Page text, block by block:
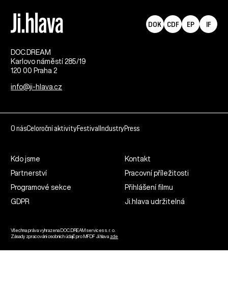
DOC.DREAM​
Karlovo náměstí 285/19
120 00 Praha 2
info@ji-hlava.cz
DOK CDF EP IF
O násCeloroční aktivityFestival IndustryPress
Kdo jsme
Kontakt
Partnerství
Pracovní příležitosti
Programové sekce
Přihlášení filmu
GDPR
Ji.hlava udržitelná
Všechna práva vyhrazena DOC.DREAM services s. r. o.
Zásady zpracování osobních údajů pro MFDF Ji.hlava zde